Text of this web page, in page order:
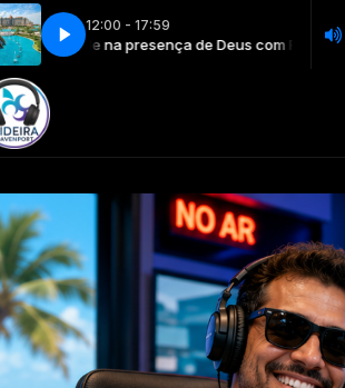
12:00 - 17:59
na presença de Deus com Rádio Videira Davenport